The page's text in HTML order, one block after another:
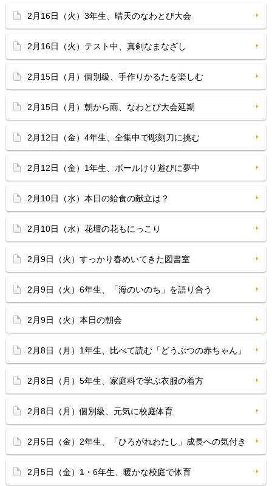
2月16日（火）3年生、晴天のなわとび大会
2月16日（火）テスト中、真剣なまなざし
2月15日（月）個別級、手作りかるたを楽しむ
2月15日（月）朝から雨、なわとび大会延期
2月12日（金）4年生、全集中で彫刻刀に挑む
2月12日（金）1年生、ボールけり遊びに夢中
2月10日（水）本日の給食の献立は？
2月10日（水）花壇の花もにっこり
2月9日（火）すっかり春めいてきた図書室
2月9日（火）6年生、「海のいのち」を語り合う
2月9日（火）本日の朝会
2月8日（月）1年生、比べて読む「どうぶつの赤ちゃん」
2月8日（月）5年生、家庭科で学ぶ衣服の着方
2月8日（月）個別級、元気に校庭体育
2月5日（金）2年生、「ひろがれわたし」成長への気付き
2月5日（金）1・6年生、暖かな校庭で体育